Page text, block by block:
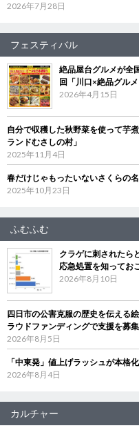
2026年7月28日
フェスティバル
絶品屋台グルメが全
回「川口×絶品グル
2026年4月15日
自分で収穫した秋野菜を使って芋
ランドむさしの村」
2025年11月4日
春だけじゃもったいないさくらの
2025年10月23日
ふむふむ
クラゲに刺された
応急処置を知ってお
2026年8月10日
四日市の公害克服の歴史を伝える
ラウドファンディングで支援を募集
2026年8月5日
「中東発」値上げラッシュが本
2026年8月4日
カルチャー